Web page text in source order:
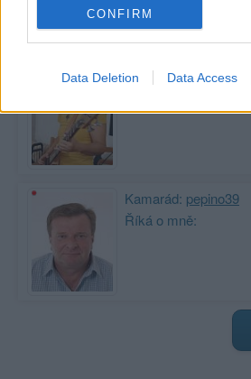
CONFIRM
Data Deletion Data Access
Kamarádka:ne-
Kamarád: pepino39
Říká o mně: